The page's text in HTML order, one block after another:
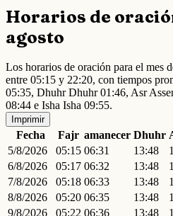
Horarios de
agosto
Los horarios de oración para el mes
entre 05:15 y 22:20, con tiempos
05:35, Dhuhr Dhuhr 01:46, Asr
08:44 e Isha Isha 09:55.
Imprimir
Fecha Fajr amanecer Dhuhr
5/8/2026
05:15 06:31 13:48
6/8/2026
05:17 06:32 13:48
7/8/2026
05:18 06:33 13:48
8/8/2026
05:20 06:35 13:48
9/8/2026
05:22 06:36 13:48